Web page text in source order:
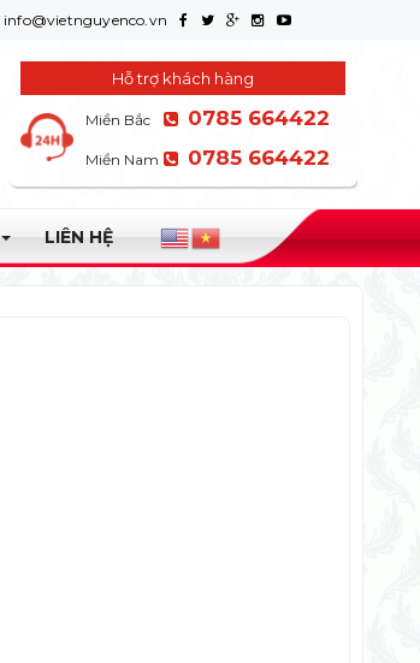
info@vietnguyenco.vn
Hỗ trợ khách hàng
Miền Bắc 0785 664422
Miền Nam 0785 664422
LIÊN HỆ